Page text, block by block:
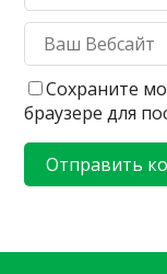
Сохраните
браузере для